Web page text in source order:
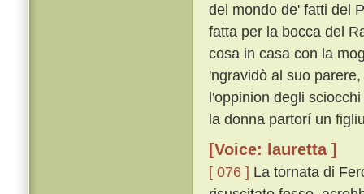
del mondo de' fatti del
fatta per la bocca del
cosa in casa con la
'ngravidò al suo
l'oppinion degli
la donna partorí un
[Voice: lauretta ]
[ 076 ] La tornata di